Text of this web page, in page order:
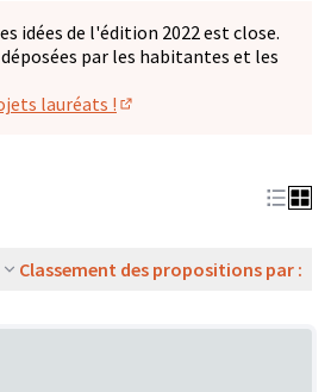
idées de l'édition 2022 est close.
par les habitantes et les
lauréats !
Classement des propositions par :